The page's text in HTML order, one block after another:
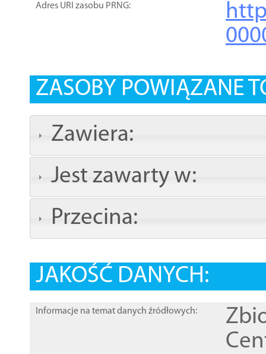
Adres URI zasobu PRNG:
ZASOBY POWIĄZANE
Zawiera:
Jest zawarty w:
Przecina:
JAKOŚĆ DANYCH:
Informacje na temat danych źródłowych: